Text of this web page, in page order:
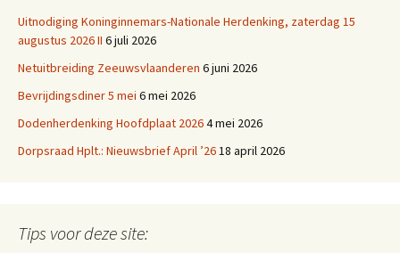
Uitnodiging Koninginnemars-Nationale Herdenking, zaterdag 15
augustus 2026 II 6 juli 2026
Netuitbreiding Zeeuwsvlaanderen 6 juni 2026
Bevrijdingsdiner 5 mei 6 mei 2026
Dodenherdenking Hoofdplaat 20264 mei 2026
Dorpsraad Hplt.: Nieuwsbrief April ’2618 april 2026
Tips voor deze site: